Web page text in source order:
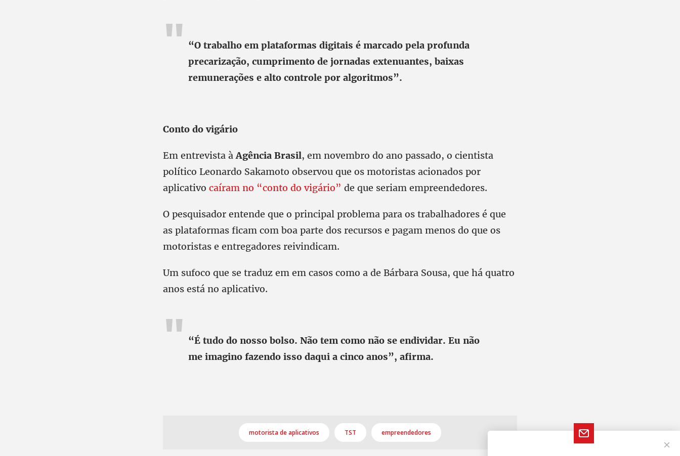
“O trabalho em plataformas digitais é marcado pela profunda
precarização, cumprimento de jornadas extenuantes, baixas
remunerações e alto controle por algoritmos”.
Conto do vigário
Em entrevista àAgência Brasil, em novembro do ano passado, o cientista
político Leonardo Sakamoto observou que os motoristas acionados por
aplicativo caíram no “conto do vigário” de que seriam empreendedores.
O pesquisador entende que o principal problema para os trabalhadores é que
as plataformas ficam com boa parte dos recursos e pagam menos do que os
motoristas e entregadores reivindicam.
Um sufoco que se traduz em em casos como a de Bárbara Sousa, que há quatro
anos está no aplicativo.
“É tudo do nosso bolso. Não tem como não se endividar. Eu não
me imagino fazendo isso daqui a cinco anos”, afirma.
motorista de aplicativos TST empreendedores